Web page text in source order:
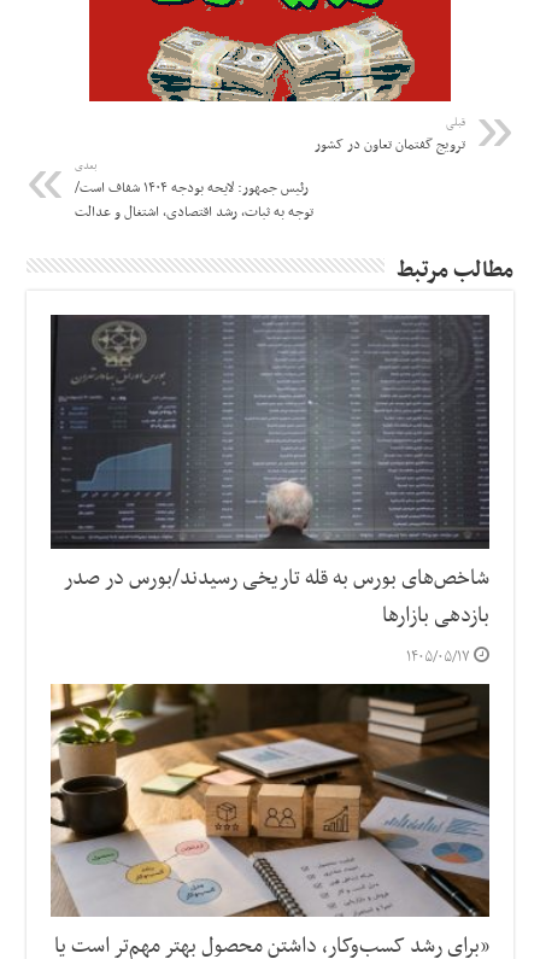
قبلی
ترویج گفتمان تعاون در کشور
بعدی
رئیس جمهور: لایحه بودجه ۱۴۰۴ شفاف است/
توجه به ثبات، رشد اقتصادی، اشتغال و عدالت
مطالب مرتبط
شاخص‌های بورس به قله تاریخی رسیدند/بورس در صدر
بازدهی بازارها
۱۴۰۵/۰۵/۱۷
«برای رشد کسب‌وکار، داشتن محصول بهتر مهم‌تر است یا